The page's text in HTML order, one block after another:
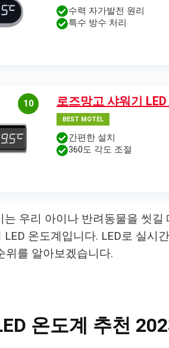
수력 자가발전 원리
특수 방수 처리
10 로즈망고 샤워기
BEST MOTEL
간편한 설치
360도 각도 조절
는 우리 아이나 반려동물을 씻
온도계입니다. LED로 실시
위를 알아보겠습니다.
온도계 추천